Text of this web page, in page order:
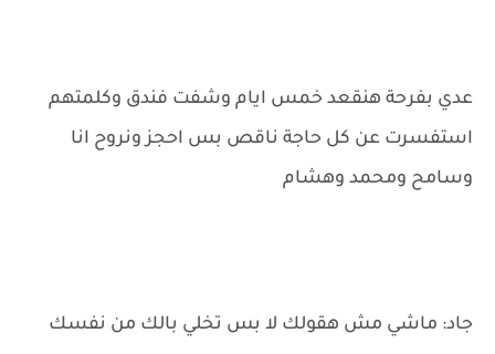
عدي بفرحة هنقعد خمس ايام وشفت فندق وكلمتهم
استفسرت عن كل حاجة ناقص بس احجز ونروح انا
وسامح ومحمد وهشام
جاد: ماشي مش هقولك لا بس تخلي بالك من نفسك